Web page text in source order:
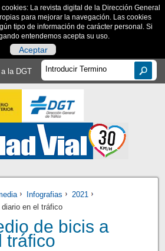
La revista digital de la Dirección General
para mejorar la navegación. Las cookies
tipo de información de carácter personal. Si
entendemos acepta su uso.
Aceptar
a la DGT
Infografias
2021
en el tráfico
de bicis a
tráfico